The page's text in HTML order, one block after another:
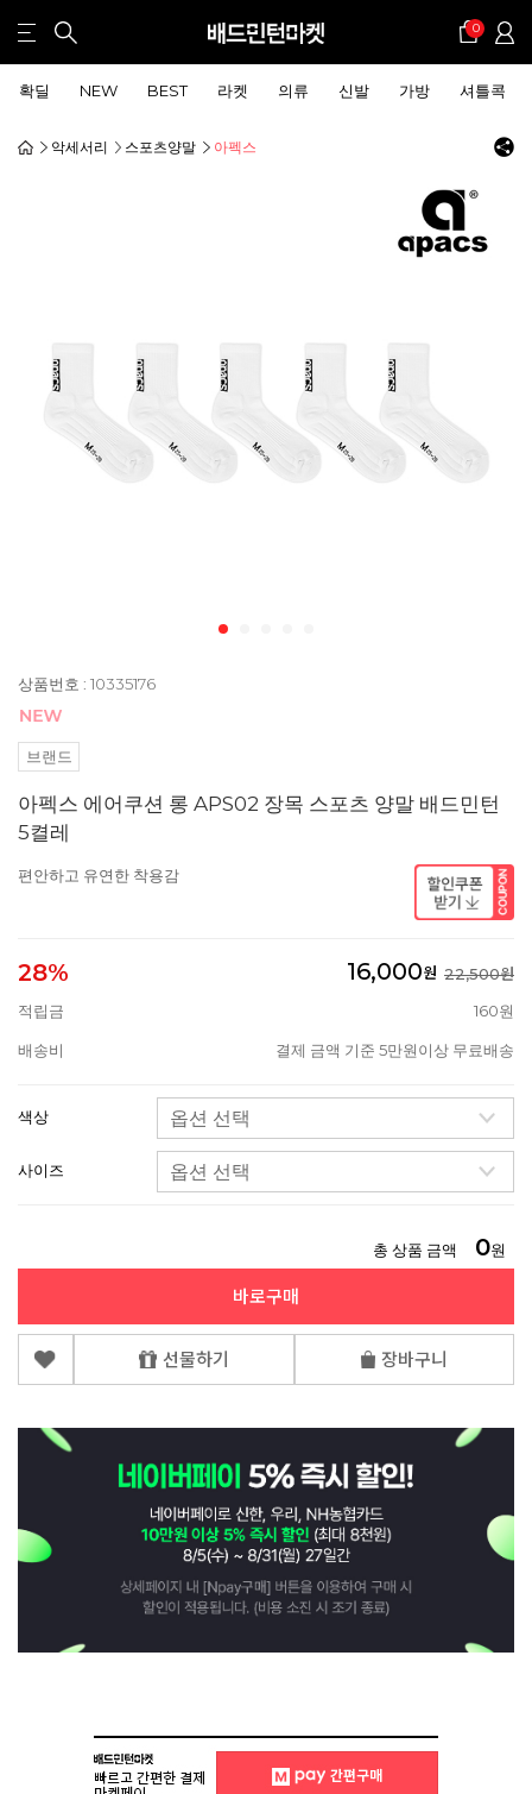
0
확딜 NEW BEST 라켓 의류 신발 가방 셔틀콕
악세서리 스포츠양말 아펙스
상품번호 : 10335176
브랜드
아펙스 에어쿠션 롱 APS02 장목 스포츠 양말 배드민턴
5켤레
편안하고 유연한 착용감
28% 16,000원 22,500원
적립금
160원
배송비 결제 금액 기준 5만원이상 무료배송
색상
사이즈
총 상품 금액 0원
바로구매
선물하기 장바구니